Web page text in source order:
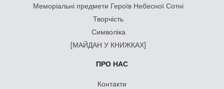
Меморіальні предмети Героїв Небесної Сотні
Творчість
Символіка
[МАЙДАН У КНИЖКАХ]
ПРО НАС
Контакти